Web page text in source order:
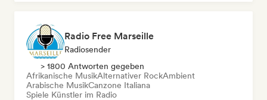
Radio Free Marseille
Radiosender
> 1800 Antworten gegeben
Afrikanische MusikAlternativer RockAmbient
Arabische MusikCanzone Italiana
Spiele Künstler im Radio